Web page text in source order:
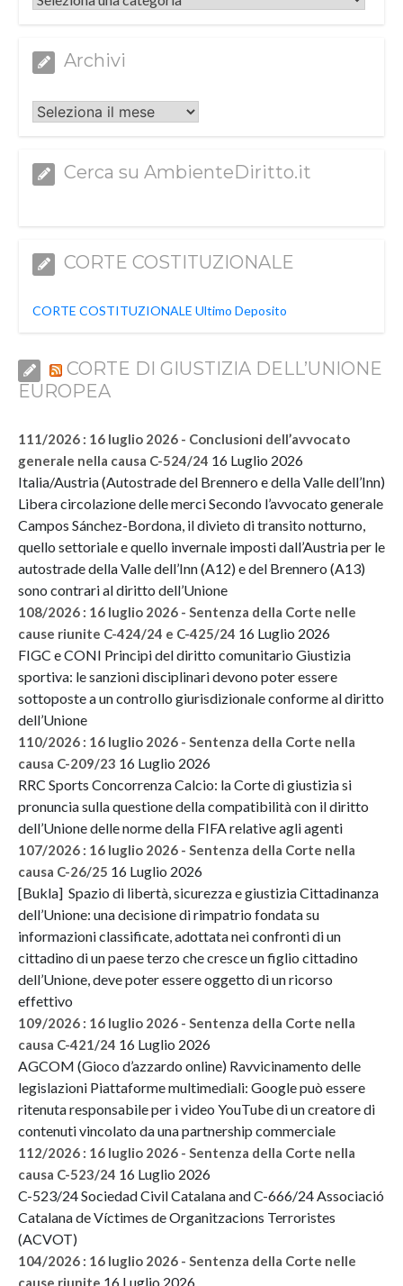
Archivi
Archivi
Cerca su AmbienteDiritto.it
CORTE COSTITUZIONALE
CORTE COSTITUZIONALE Ultimo Deposito
CORTE DI GIUSTIZIA DELL’UNIONE
EUROPEA
111/2026 : 16 luglio 2026 - Conclusioni dell’avvocato
generale nella causa C-524/24 16 Luglio 2026
Italia/Austria (Autostrade del Brennero e della Valle dell’Inn)
Libera circolazione delle merci Secondo l’avvocato generale
Campos Sánchez-Bordona, il divieto di transito notturno,
quello settoriale e quello invernale imposti dall’Austria per le
autostrade della Valle dell’Inn (A12) e del Brennero (A13)
sono contrari al diritto dell’Unione
108/2026 : 16 luglio 2026 - Sentenza della Corte nelle
cause riunite C-424/24 e C-425/24 16 Luglio 2026
FIGC e CONI Principi del diritto comunitario Giustizia
sportiva: le sanzioni disciplinari devono poter essere
sottoposte a un controllo giurisdizionale conforme al diritto
dell’Unione
110/2026 : 16 luglio 2026 - Sentenza della Corte nella
causa C-209/23 16 Luglio 2026
RRC Sports Concorrenza Calcio: la Corte di giustizia si
pronuncia sulla questione della compatibilità con il diritto
dell’Unione delle norme della FIFA relative agli agenti
107/2026 : 16 luglio 2026 - Sentenza della Corte nella
causa C-26/25 16 Luglio 2026
[Bukla] Spazio di libertà, sicurezza e giustizia Cittadinanza
dell’Unione: una decisione di rimpatrio fondata su
informazioni classificate, adottata nei confronti di un
cittadino di un paese terzo che cresce un figlio cittadino
dell’Unione, deve poter essere oggetto di un ricorso
effettivo
109/2026 : 16 luglio 2026 - Sentenza della Corte nella
causa C-421/24 16 Luglio 2026
AGCOM (Gioco d’azzardo online) Ravvicinamento delle
legislazioni Piattaforme multimediali: Google può essere
ritenuta responsabile per i video YouTube di un creatore di
contenuti vincolato da una partnership commerciale
112/2026 : 16 luglio 2026 - Sentenza della Corte nella
causa C-523/24 16 Luglio 2026
C-523/24 Sociedad Civil Catalana and C-666/24 Associació
Catalana de Víctimes de Organitzacions Terroristes
(ACVOT)
104/2026 : 16 luglio 2026 - Sentenza della Corte nelle
cause riunite 16 Luglio 2026